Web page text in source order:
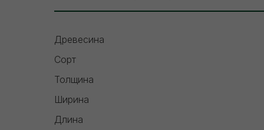
Древесина
Сорт
Толщина
Ширина
Длина